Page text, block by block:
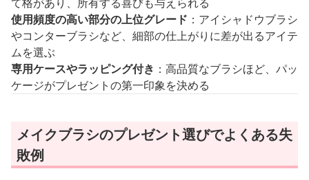
使用頻度の高い部分の上位グレード ：アイシャドウブラシ
やコンターブラシなど、細部の仕上がりに差が出るアイテ
ムを選ぶ
専用ケースやラッピング付き ：高品質なブラシほど、パッ
ケージがプレゼントの第一印象を決める
メイクブラシのプレゼント選びでよくある失
敗例